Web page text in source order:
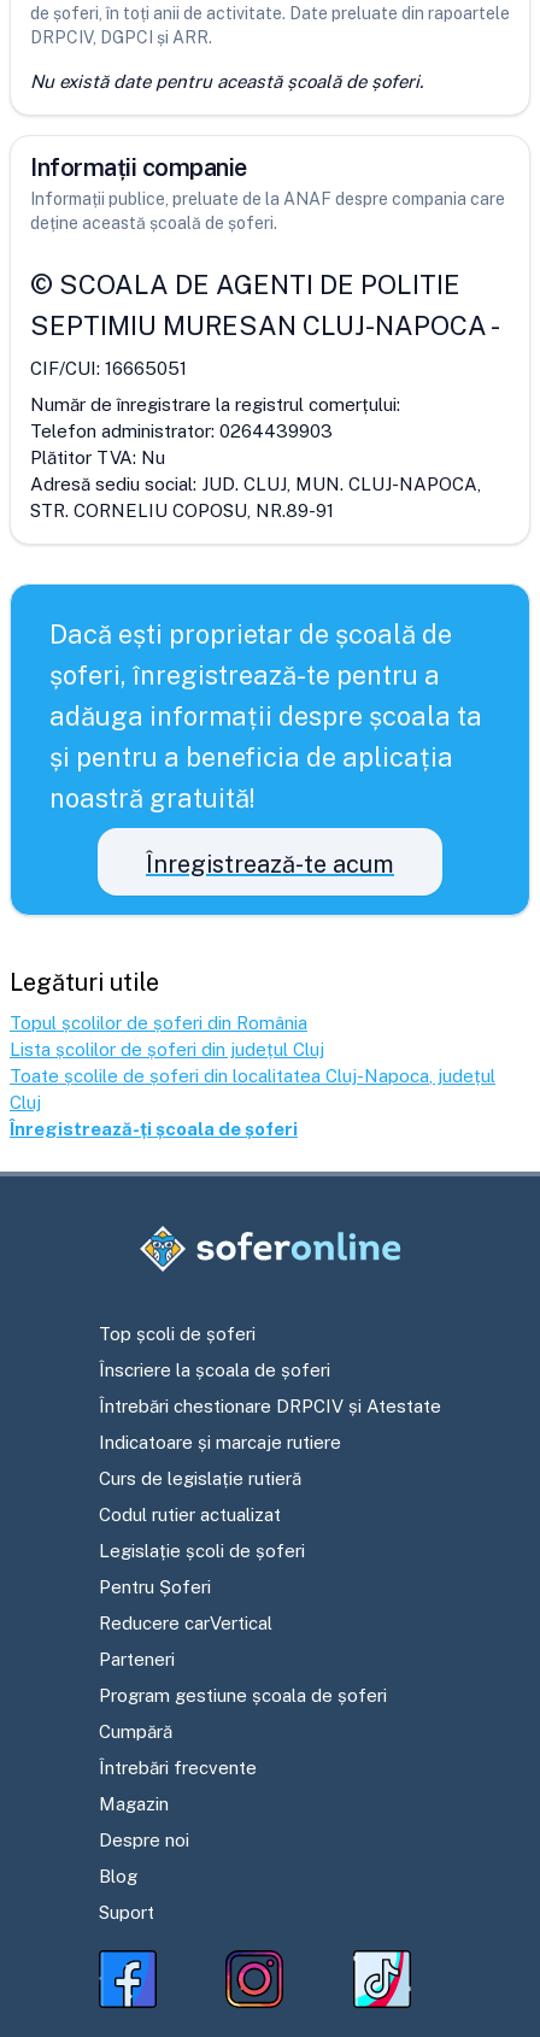
de șoferi, în toți anii de activitate. Date preluate din rapoartele
DRPCIV, DGPCI și ARR.
Nu există date pentru această școală de șoferi.
Informații companie
Informații publice, preluate de la ANAF despre compania care
deține această școală de șoferi.
© SCOALA DE AGENTI DE POLITIE
SEPTIMIU MURESAN CLUJ-NAPOCA-
CIF/CUI: 16665051
Număr de înregistrare la registrul comerțului:
Telefon administrator: 0264439903
Plătitor TVA: Nu
Adresă sediu social: JUD. CLUJ, MUN. CLUJ-NAPOCA,
STR. CORNELIU COPOSU, NR.89-91
Dacă ești proprietar de școală de
șoferi, înregistrează-te pentru a
adăuga informații despre școala ta
și pentru a beneficia de aplicația
noastră gratuită!
Înregistrează-te acum
Legături utile
Topul școlilor de șoferi din România
Lista școlilor de șoferi din județul Cluj
Toate școlile de șoferi din localitatea Cluj-Napoca , județul
Cluj
Înregistrează-ți școala de șoferi
Top școli de șoferi
Înscriere la școala de șoferi
Întrebări chestionare DRPCIV și Atestate
Indicatoare și marcaje rutiere
Curs de legislație rutieră
Codul rutier actualizat
Legislație școli de șoferi
Pentru Șoferi
Reducere carVertical
Parteneri
Program gestiune școala de șoferi
Cumpără
Întrebări frecvente
Magazin
Despre noi
Blog
Suport